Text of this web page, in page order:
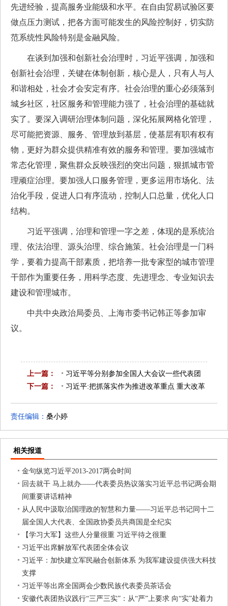
先进经验，提高服务业能级和水平。在自由贸易试验区要
做点压力测试，把各方面可能发生的风险控制好，切实防
范系统性风险特别是金融风险。
在谈到加强和创新社会治理时，习近平强调，加强和
创新社会治理，关键在体制创新，核心是人，只有人与人
和谐相处，社会才会安定有序。社会治理的重心必须落到
城乡社区，社区服务和管理能力强了，社会治理的基础就
实了。要深入调研治理体制问题，深化拓展网格化管理，
尽可能把资源、服务、管理放到基层，使基层有职有权有
物，更好为群众提供精准有效的服务和管理。要加强城市
常态化管理，聚焦群众反映强烈的突出问题，狠抓城市管
理顽症治理。要加强人口服务管理，更多运用市场化、法
治化手段，促进人口有序流动，控制人口总量，优化人口
结构。
习近平强调，治理和管理一字之差，体现的是系统治
理、依法治理、源头治理、综合施策。社会治理是一门科
学，要着力提高干部素质，把培养一批专家型的城市管理
干部作为重要任务，用科学态度、先进理念、专业知识去
建设和管理城市。
中共中央政治局委员、上海市委书记韩正等参加审
议。
上一篇：
习近平等分别参加全国人大会议一些代表团
审议
下一篇：
习近平:把抓落实作为推进改革重点 重大改革
责任编辑： 桑小婷
相关报道
金句纵览习近平2013-2017两会时间
回去就干 马上就办——代表委员热议落实习近平总书记两会期
间重要讲话精神
从人民中汲取治国理政的智慧和力量——习近平总书记同十二
届全国人大代表、全国政协委员共商国是全纪实
【学习大军】这些人分量很重 习近平待之很重
习近平出席解放军代表团全体会议
习近平：加快建立军民融合创新体系 为我军建设提供强大科技
支撑
习近平等出席全国两会少数民族代表委员茶话会
安徽代表团热议践行“三严三实”：从“严”上要求 向“实”处着力